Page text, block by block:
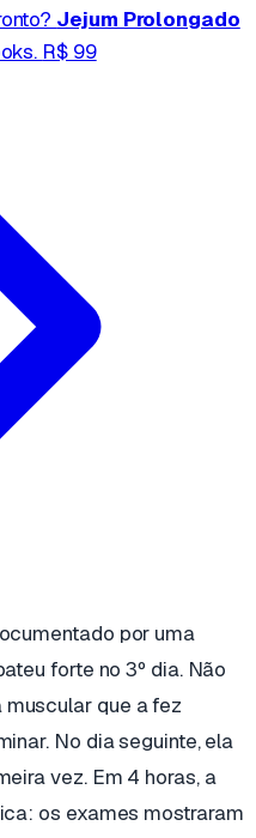
Jejum Prolongado
R$ 99
por uma
forte no 3º dia. Não
que a fez
No dia seguinte, ela
vez. Em 4 horas, a
os exames mostraram